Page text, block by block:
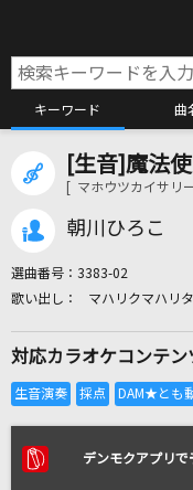
キーワード 曲
リアルタ
[生音]魔法
[ マホウツカイサリ
朝川ひろこ
選曲番号： 3383-02
マハリクマハリ
対応カラオケコンテン
デンモクアプリで